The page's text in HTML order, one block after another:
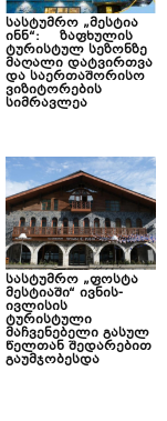
სასტუმრო „მესტია
ინნ“: ზაფხულის
ტურისტულ სეზონზე
მაღალი დატვირთვა
და საერთაშორისო
ვიზიტორების
სიმრავლეა
სასტუმრო „ფოსტა
მესტიაში“ ივნის-
ივლისის
ტურისტული
მაჩვენებელი გასულ
წელთან შედარებით
გაუმჯობესდა